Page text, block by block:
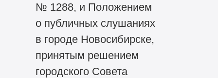
№ 1288, и Положением
о публичных слушаниях
в городе Новосибирске,
принятым решением
городского Совета